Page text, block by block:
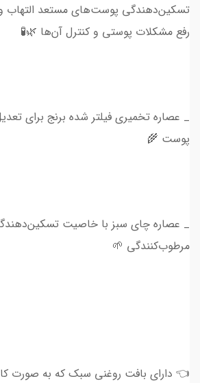
تسکین‌دهندگی پوست‌های مستعد التهاب
رفع مشکلات پوستی و کنترل آن‌ها 🌿🧪
_ عصاره تخمیری فیلتر شده برنج برای
پوست 🌾
_ عصاره چای سبز با خاصیت
مرطوب‌کنندگی 🌱
👈 دارای بافت روغنی سبک که به صورت